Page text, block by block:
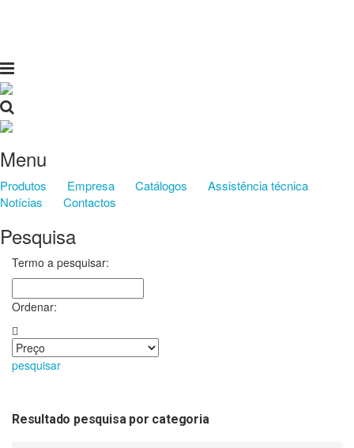
Menu
Produtos Empresa Catálogos
Assistência técnica
Notícias
Contactos
Pesquisa
Termo a pesquisar:
Ordenar:
pesquisar
Resultado pesquisa por categoria